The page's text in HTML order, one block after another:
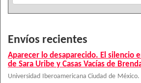
Envíos recientes
Aparecer lo desaparecido. El silencio
de Sara Uribe y Casas Vacías de
Universidad Iberoamericana Ciudad de